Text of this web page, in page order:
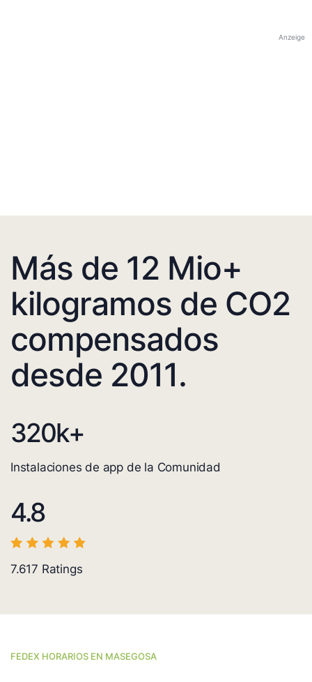
Anzeige
Más de 12 Mio+
kilogramos de CO2
compensados
desde 2011.
320k+
Instalaciones de app de la Comunidad
4.8
7.617 Ratings
FEDEX HORARIOS EN MASEGOSA